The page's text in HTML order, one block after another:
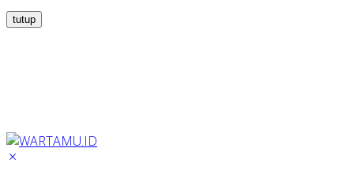
tutup